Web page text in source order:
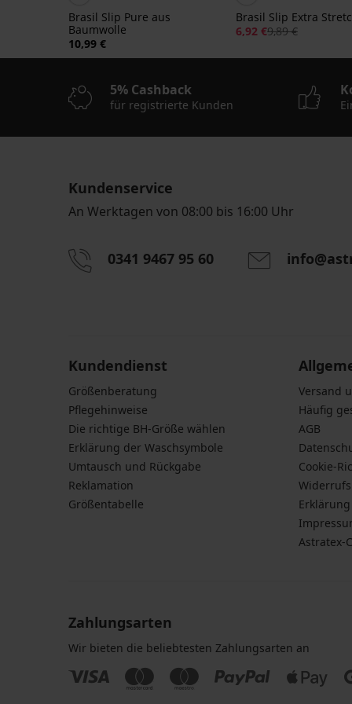
Brasil Slip Pure aus
Baumwolle
10,99 €
Brasil Slip Extra
6,92 €9,89 €
5% Cashback
für registrierte Kunden
Kundenservice
An Werktagen von 08:00 bis 16:00 Uhr
0341 9467 95 60
Kundendienst
Größenberatung
Pflegehinweise
Die richtige BH-Größe wählen
Erklärung der Waschsymbole
Umtausch und Rückgabe
Reklamation
Größentabelle
Versand
Häufig
AGB
Cookie-
Astratex-
Zahlungsarten
Wir bieten die beliebtesten Zahlungsarten an